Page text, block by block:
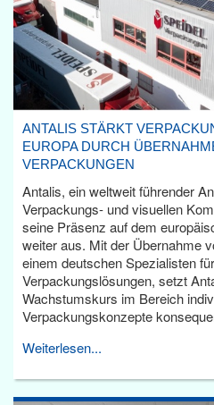
ANTALIS STÄRKT
EUROPA DURCH
VERPACKUNGEN
Antalis, ein weltweit führender
Verpackungs- und visuellen
seine Präsenz auf dem
weiter aus. Mit der Übernahme
einem deutschen Spezialisten
Verpackungslösungen, setzt
Wachstumskurs im Bereich
Verpackungskonzepte
Weiterlesen...